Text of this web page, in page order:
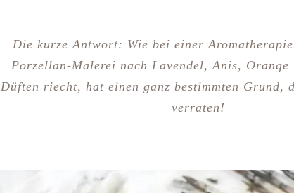
Die kurze Antwort: Wie bei einer
Porzellan-Malerei nach Lavendel, Anis, Orange
Düften riecht, hat einen ganz bestimmten Grund,
verraten!